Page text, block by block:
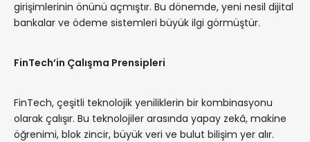
girişimlerinin önünü açmıştır. Bu dönemde, yeni nesil dijital
bankalar ve ödeme sistemleri büyük ilgi görmüştür.
FinTech’in Çalışma Prensipleri
FinTech, çeşitli teknolojik yeniliklerin bir kombinasyonu
olarak çalışır. Bu teknolojiler arasında yapay zekâ, makine
öğrenimi, blok zincir, büyük veri ve bulut bilişim yer alır.